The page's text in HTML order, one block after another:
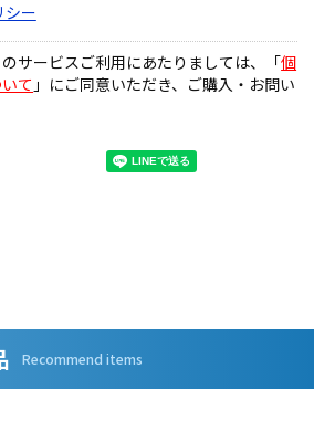
シー
サービスご利用にあたりましては、「個
て 」にご同意いただき、ご購入・お問い
Recommend items